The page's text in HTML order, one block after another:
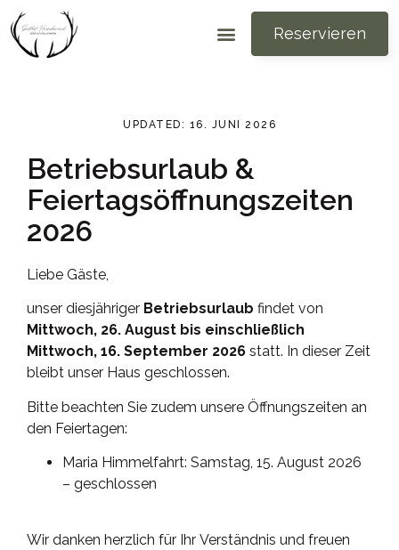
Reservieren
UPDATED: 16. JUNI 2026
Betriebsurlaub &
Feiertagsöffnungszeiten
2026
Liebe Gäste,
unser diesjähriger Betriebsurlaub
Mittwoch, 26. August bis einschließlich
Mittwoch, 16. September 2026 statt. In dieser Zeit
bleibt unser Haus geschlossen.
Bitte beachten Sie zudem unsere Öffnungszeiten an
den Feiertagen:
Maria Himmelfahrt: Samstag, 15. August 2026
– geschlossen
Wir danken herzlich für Ihr Verständnis und freuen